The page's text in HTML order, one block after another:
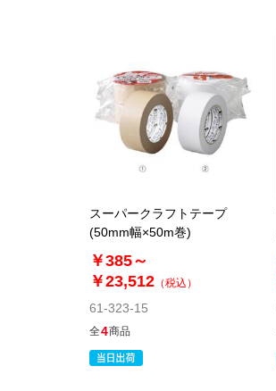
スーパークラフトテープ
(50mm幅×50m巻)
￥385～
￥23,512 （税込）
61-323-15
全4商品